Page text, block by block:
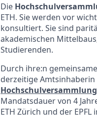
Die
ETH. Sie werden vor
konsultiert. Sie sind
akademischen
Studierenden.
Durch ihre:n
derzeitige
Mandatsdauer von 4
ETH Zürich und der EPFL